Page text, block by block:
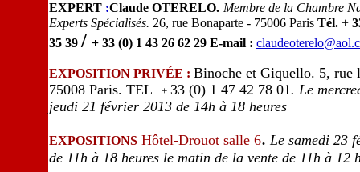
EXPERT :Claude OTERELO. Membre de la Chambre
Experts Spécialisés. 26, rue Bonaparte - 75006 Paris Tél. +
35 39 / + 33 (0) 1 43 26 62 29 E-mail :
EXPOSITION PRIVÉE : Binoche et Giquello. 5, rue
75008 Paris. TEL : + 33 (0) 1 47 42 78 01. Le
jeudi 21 février 2013 de 14h à 18 heures
EXPOSITIONS Hôtel-Drouot salle 6. Le samedi 23
de 11h à 18 heures le matin de la vente de 11h à 12